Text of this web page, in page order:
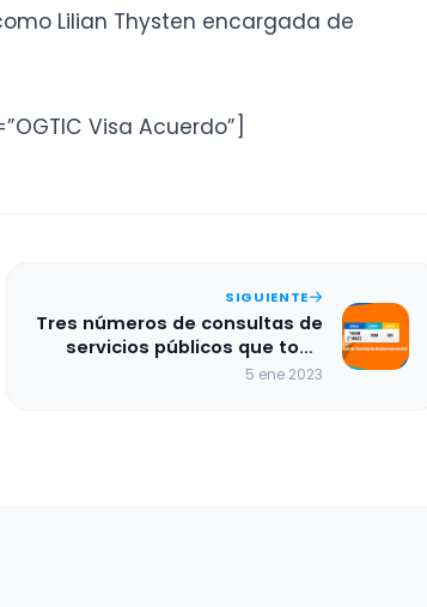
Lilian Thysten encargada de
Visa Acuerdo”]
SIGUIENTE
Tres números de consultas de
servicios públicos que todo
dominicano debe conocer
5 ene 2023